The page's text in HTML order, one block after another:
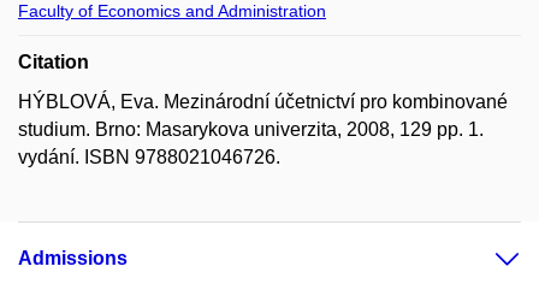
Faculty of Economics and Administration
Citation
HÝBLOVÁ, Eva. Mezinárodní účetnictví pro kombinované
studium. Brno: Masarykova univerzita, 2008, 129 pp. 1.
vydání. ISBN 9788021046726.
Admissions